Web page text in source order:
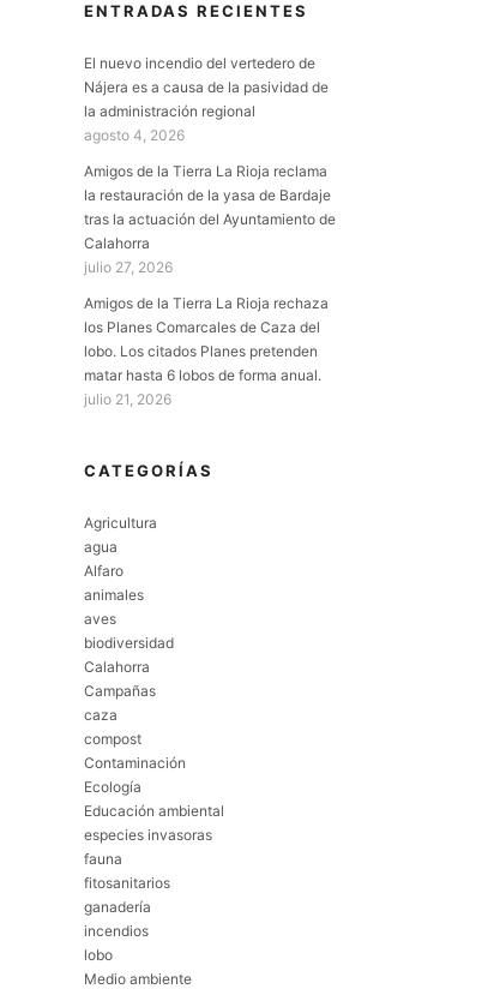
ENTRADAS RECIENTES
El nuevo incendio del vertedero de
Nájera es a causa de la pasividad de
la administración regional
agosto 4, 2026
Amigos de la Tierra La Rioja reclama
la restauración de la yasa de Bardaje
tras la actuación del Ayuntamiento de
Calahorra
julio 27, 2026
Amigos de la Tierra La Rioja rechaza
los Planes Comarcales de Caza del
lobo. Los citados Planes pretenden
matar hasta 6 lobos de forma anual.
julio 21, 2026
CATEGORÍAS
Agricultura
agua
Alfaro
animales
aves
biodiversidad
Calahorra
Campañas
caza
compost
Contaminación
Ecología
Educación ambiental
especies invasoras
fauna
fitosanitarios
ganadería
incendios
lobo
Medio ambiente